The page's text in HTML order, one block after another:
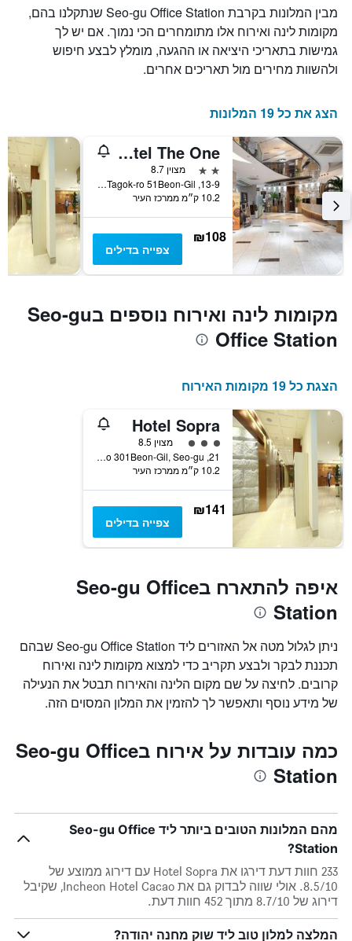
מבין המלונות בקרבת Seo-gu Office Station שנתקלנו בהם,
מקומות לינה ואירוח אלו מתומחרים הכי נמוך. אם יש לך
גמישות בתאריכי היציאה או ההגעה, מומלץ לבצע חיפוש
ולהשוות מחירים מול תאריכים אחרים.
הצג את כל 19 המלונות
Incheon Airport Hotel The One
2 כוכבים
מצוין 8.7
13-9, Tagok-ro 51Beon-Gil, אינצ'ון, דרום קוריאה
10.2 ק״מ ממרכז העיר
₪108
צפייה בדילים
מקומות לינה ואירוח נוספים בSeo-gu
Office Station
הצגת כל 19 מקומות האירוח
Hotel Sopra
3 דירוג מחלקת נוסעים
מצוין 8.5
21, Seogot-ro 301Beon-Gil, Seo-gu, אינצ'ון, דרום קוריאה
10.2 ק״מ ממרכז העיר
₪141
צפייה בדילים
איפה להתארח בSeo-gu Office
Station
ניתן לגלול מטה אל האזורים ליד Seo-gu Office Station שבהם
תכננת לבקר ולבצע תקריב כדי למצוא מקומות לינה ואירוח
קרובים. לחיצה על שם מקום הלינה והאירוח תבטל את הנעילה
של מידע נוסף ותאפשר לך להזמין את המלון המסוים הזה.
כמה עובדות על אירוח בSeo-gu Office
Station
מהם המלונות הטובים ביותר ליד Seo-gu Office
Station?
233 חוות דעת דירגו את Hotel Sopra עם דירוג ממוצע של
8.5/10. אולי שווה לבדוק גם את Incheon Hotel Cacao, שקיבל
דירוג של 8.7/10 מתוך 452 חוות דעת.
המלצה למלון טוב ליד שוק מחנה יהודה?